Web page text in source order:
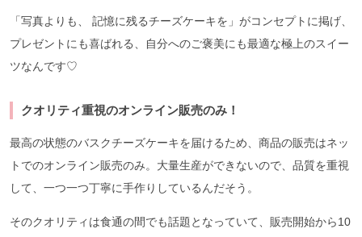
「写真よりも、 記憶に残るチーズケーキを」がコンセプトに掲げ、
プレゼントにも喜ばれる、自分へのご褒美にも最適な極上のスイー
ツなんです♡
クオリティ重視のオンライン販売のみ！
最高の状態のバスクチーズケーキを届けるため、商品の販売はネッ
トでのオンライン販売のみ。大量生産ができないので、品質を重視
して、一つ一つ丁寧に手作りしているんだそう。
そのクオリティは食通の間でも話題となっていて、販売開始から10